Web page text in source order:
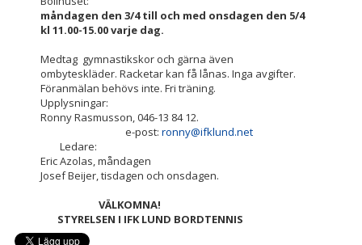
PARAPINGIS
TRYGG PINGIS
MAJBLOMMAN FOND
måndagen den 3/4 till och med onsdagen den 5/4
kl 11.00-15.00 varje dag.
Medtag gymnastikskor och gärna även
ombyteskläder. Racketar kan få lånas. Inga avgifter.
Föranmälan behövs inte. Fri träning.
Upplysningar:
Ronny Rasmusson, 046-13 84 12.
e-post: ronny@ifklund.net
Ledare:
Eric Azolas, måndagen
Josef Beijer, tisdagen och onsdagen.
VÄLKOMNA!
STYRELSEN I IFK LUND BORDTENNIS